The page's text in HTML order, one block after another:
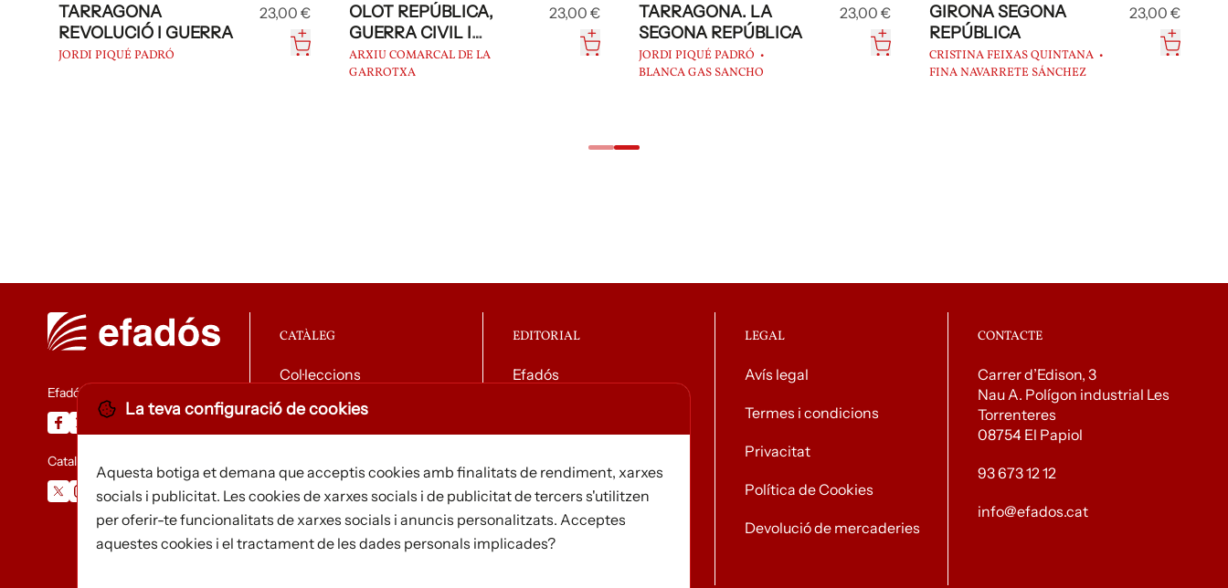
TARRAGONA
REVOLUCIÓ I GUERRA
JORDI PIQUÉ PADRÓ
23,00 €
OLOT REPÚBLICA,
GUERRA CIVIL I
POSTGUERRA
ARXIU COMARCAL DE LA
GARROTXA
23,00 €
TARRAGONA. LA
SEGONA REPÚBLICA
JORDI PIQUÉ PADRÓ
BLANCA GAS SANCHO
23,00 €
GIRONA SEGONA
REPÚBLICA
CRISTINA FEIXAS QUINTANA
FINA NAVARRETE SÁNCHEZ
23,00 €
Efadós
Catalunya Desapareguda
CATÀLEG
Col·leccions
Descarregar catàleg general
EDITORIAL
Efadós
Notícies
LEGAL
Avís legal
Termes i condicions
Privacitat
Política de Cookies
Devolució de mercaderies
CONTACTE
Carrer d’Edison, 3
Nau A. Polígon industrial Les
Torrenteres
08754 El Papiol
93 673 12 12
info@efados.cat
La teva configuració de cookies
Aquesta botiga et demana que acceptis cookies amb finalitats de rendiment, xarxes
socials i publicitat. Les cookies de xarxes socials i de publicitat de tercers s'utilitzen
per oferir-te funcionalitats de xarxes socials i anuncis personalitzats. Acceptes
aquestes cookies i el tractament de les dades personals implicades?